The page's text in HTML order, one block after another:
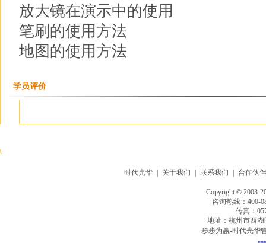
放大镜在演示中的使用
笔刷的使用方法
地图的使用方法
学员评价
时代光华 关于我们 联系我们 合作伙伴
Copyright © 2003-
咨询热线：400-
传真：
地址：杭州市西
步步为赢-时代光华